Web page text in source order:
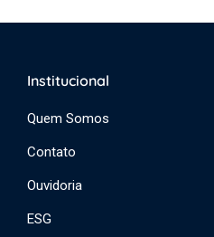
Institucional
Quem Somos
Contato
Ouvidoria
ESG